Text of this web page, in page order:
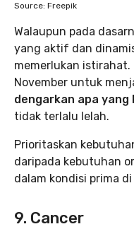
Source: Freepik
Walaupun pada
yang aktif dan
memerlukan istirahat.
November untuk
dengarkan apa yang
tidak terlalu lelah.
Prioritaskan
daripada kebutuhan
dalam kondisi prima
9. Cancer